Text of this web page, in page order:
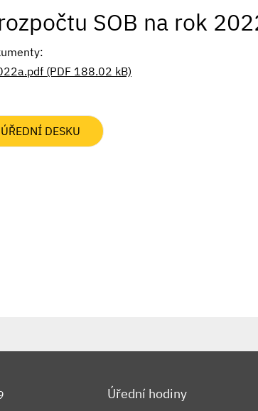
SOB na rok
(PDF 188.02 kB)
DESKU
Úřední hodiny